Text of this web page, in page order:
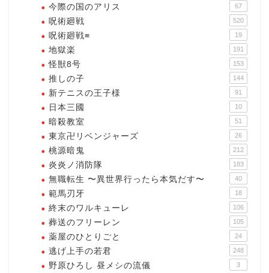
今際の国のアリス 67
呪術廻戦 520
呪術廻戦≡ 19
地獄楽 191
怪獣8号 153
推しの子 144
新テニスの王子様 91
日本三國 10
暗殺教室 51
東京卍リベンジャーズ 26
桃源暗鬼 212
炎炎ノ消防隊 183
無職転生 〜異世界行ったら本気だす〜 40
範馬刃牙 18
終末のワルキューレ 106
葬送のフリーレン 105
薬屋のひとりごと 24
逃げ上手の若君 248
野原ひろし 昼メシの流儀 3